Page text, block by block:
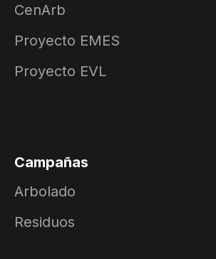
CenArb
Proyecto EMES
Proyecto EVL
Campañas
Arbolado
Residuos